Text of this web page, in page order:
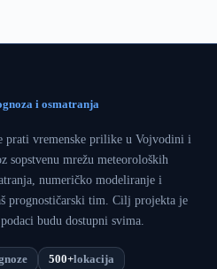
i osmatranja
prati vremenske prilike u Vojvodini i
mrežu meteoroloških
numeričko modeliranje i
prognostičarski tim. Cilj projekta je
budu dostupni svima.
500+lokacija